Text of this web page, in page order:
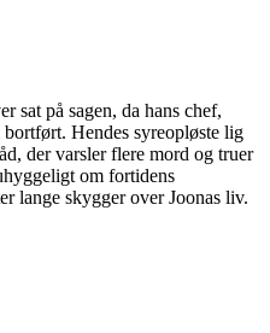
sat på sagen, da hans chef,
Hendes syreopløste lig
der varsler flere mord og truer
om fortidens
lange skygger over Joonas liv.